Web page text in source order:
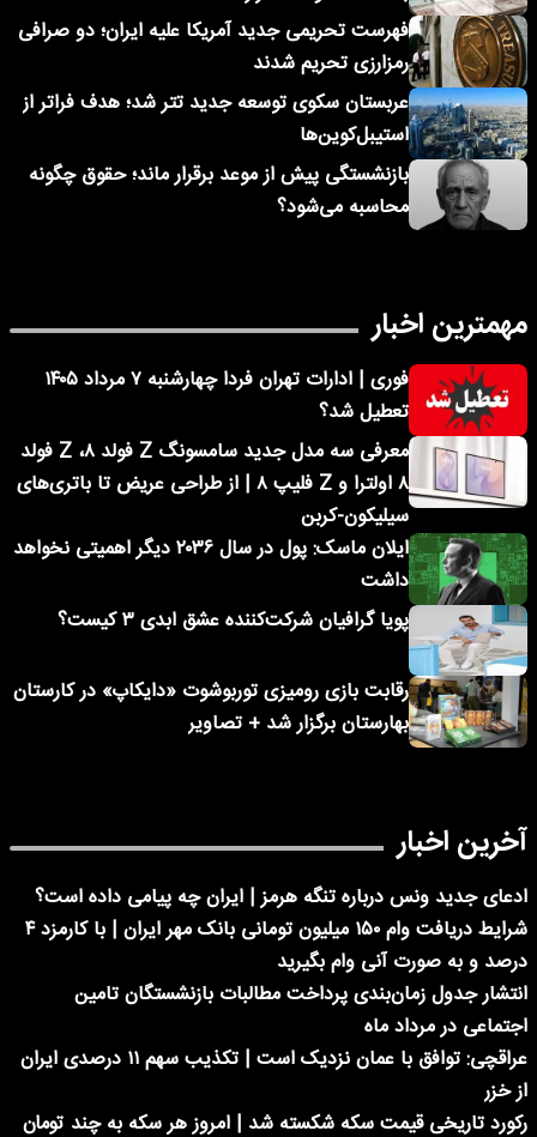
فهرست تحریمی جدید آمریکا علیه ایران؛ دو صرافی
رمزارزی تحریم شدند
عربستان سکوی توسعه جدید تتر شد؛ هدف فراتر از
استیبل‌کوین‌ها
بازنشستگی پیش از موعد برقرار ماند؛ حقوق چگونه
محاسبه می‌شود؟
مهمترین اخبار
فوری | ادارات تهران فردا چهارشنبه ۷ مرداد ۱۴۰۵
تعطیل شد؟
معرفی سه مدل جدید سامسونگ Z فولد ۸، Z فولد
۸ اولترا و Z فلیپ ۸ | از طراحی عریض تا باتری‌های
سیلیکون-کربن
ایلان ماسک: پول در سال ۲۰۳۶ دیگر اهمیتی نخواهد
داشت
پویا گرافیان شرکت‌کننده عشق ابدی ۳ کیست؟
رقابت بازی رومیزی توربوشوت «دایکاپ» در کارستان
بهارستان برگزار شد + تصاویر
آخرین اخبار
ادعای جدید ونس درباره تنگه هرمز | ایران چه پیامی داده است؟
شرایط دریافت وام ۱۵۰ میلیون تومانی بانک مهر ایران | با کارمزد ۴
درصد و به صورت آنی وام بگیرید
انتشار جدول زمان‌بندی پرداخت مطالبات بازنشستگان تامین
اجتماعی در مرداد ماه
عراقچی: توافق با عمان نزدیک است | تکذیب سهم ۱۱ درصدی ایران
از خزر
رکورد تاریخی قیمت سکه شکسته شد | امروز هر سکه به چند تومان